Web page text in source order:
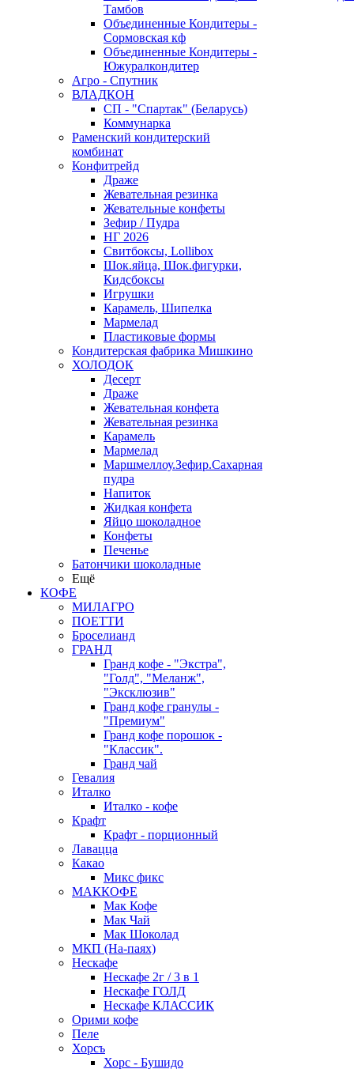
Тамбов
Объединенные Кондитеры -
Сормовская кф
Объединенные Кондитеры -
Южуралкондитер
Агро - Спутник
ВЛАДКОН
СП - "Спартак" (Беларусь)
Коммунарка
Раменский кондитерский
комбинат
Конфитрейд
Драже
Жевательная резинка
Жевательные конфеты
Зефир / Пудра
НГ 2026
Свитбоксы, Lollibox
Шок.яйца, Шок.фигурки,
Кидсбоксы
Игрушки
Карамель, Шипелка
Мармелад
Пластиковые формы
Кондитерская фабрика Мишкино
ХОЛОДОК
Десерт
Драже
Жевательная конфета
Жевательная резинка
Карамель
Мармелад
Маршмеллоу.Зефир.Сахарная
пудра
Напиток
Жидкая конфета
Яйцо шоколадное
Конфеты
Печенье
Батончики шоколадные
Ещё
КОФЕ
МИЛАГРО
ПОЕТТИ
Броселианд
ГРАНД
Гранд кофе - "Экстра",
"Голд", "Меланж",
"Эксклюзив"
Гранд кофе гранулы -
"Премиум"
Гранд кофе порошок -
"Классик".
Гранд чай
Гевалия
Италко
Италко - кофе
Крафт
Крафт - порционный
Лавацца
Какао
Микс фикс
МАККОФЕ
Мак Кофе
Мак Чай
Мак Шоколад
МКП (На-паях)
Нескафе
Нескафе 2г / 3 в 1
Нескафе ГОЛД
Нескафе КЛАССИК
Орими кофе
Пеле
Хорсъ
Хорс - Бушидо